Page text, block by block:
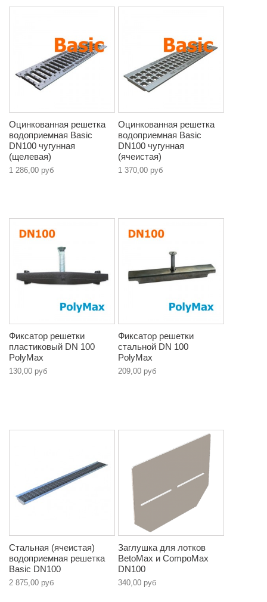
Оцинкованная решетка
водоприемная Basic
DN100 чугунная
(щелевая)
1 286,00 руб
Оцинкованная решетка
водоприемная Basic
DN100 чугунная
(ячеистая)
1 370,00 руб
Фиксатор решетки
пластиковый DN 100
PolyMax
130,00 руб
Фиксатор решетки
стальной DN 100
PolyMax
209,00 руб
Стальная (ячеистая)
водоприемная решетка
Basic DN100
2 875,00 руб
Заглушка для лотков
BetoMax и CompoMax
DN100
340,00 руб